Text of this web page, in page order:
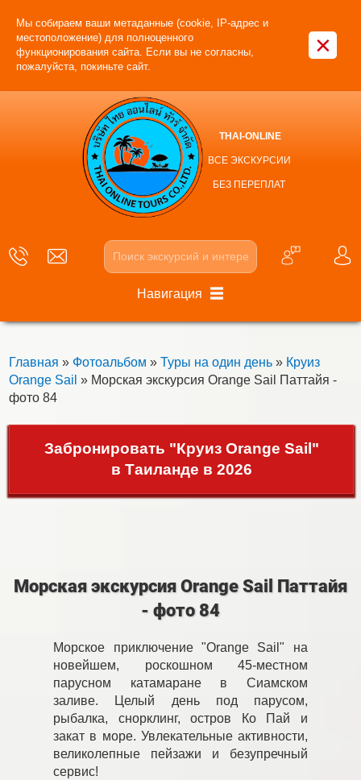
Мы собираем ваши метаданные (cookie, IP-адрес и
местоположение) для полноценного
функционирования сайта. Если вы не согласны,
пожалуйста, покиньте сайт.
×
THAI-ONLINE
ВСЕ ЭКСКУРСИИ
БЕЗ ПЕРЕПЛАТ
Навигация
Главная » Фотоальбом » Туры на один день» Круиз
Orange Sail » Морская экскурсия Orange Sail Паттайя -
фото 84
Забронировать "Круиз Orange Sail"
в Таиланде в 2026
Морская экскурсия Orange Sail Паттайя
- фото 84
Морское приключение "Orange Sail" на
новейшем, роскошном 45-местном
парусном катамаране в Сиамском
заливе. Целый день под парусом,
рыбалка, снорклинг, остров Ко Пай и
закат в море. Увлекательные активности,
великолепные пейзажи и безупречный
сервис!